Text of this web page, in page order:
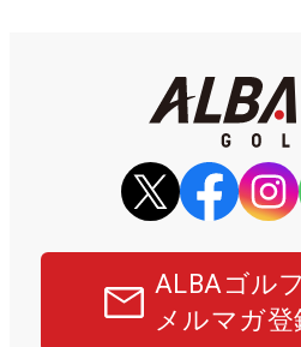
ALBAゴル
メルマガ